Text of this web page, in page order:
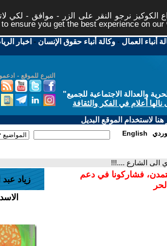
نرجو النقر على الزر - موافق - لكي
ensure you get the best experience on our
أنباء العمال -وكالة أنباء حقوق الإنسان - اخبار
التبرع للموقع -
والعدالة الاجتماعية للجميع"
أعلام في الفكر والثقافة
لاستخدام الموقع البديل
English
الى الشارع ....!!!
فشاركونا في دعم
زياد عبد